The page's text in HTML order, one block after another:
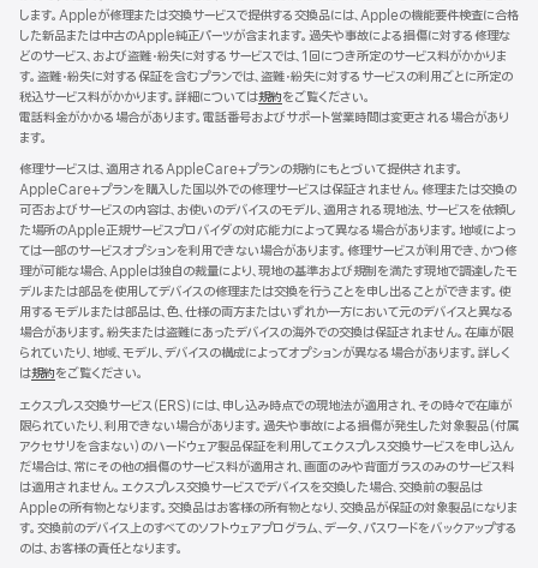
き
ま
す）
します。Appleが修理または交換サービスで提供する交換品には、Appleの機能要件検査に合格
した新品または中古のApple純正パーツが含まれます。過失や事故による損傷に対する修理な
どのサービス、および盗難・紛失に対するサービスでは、1回につき所定のサービス料がかかりま
す。盗難・紛失に対する保証を含むプランでは、盗難・紛失に対するサービスの利用ごとに所定の
税込サービス料がかかります。詳細については規約（新
規
ン
ド
ウ
で
開
き
ま
す）
をご覧ください。
電話料金がかかる場合があります。電話番号およびサポート営業時間は変更される場合があり
ます。
修理サービスは、適用されるAppleCare+プランの規約にもとづいて提供されます。
AppleCare+プランを購入した国以外での修理サービスは保証されません。修理または交換の
可否およびサービスの内容は、お使いのデバイスのモデル、適用される現地法、サービスを依頼し
た場所のApple正規サービスプロバイダの対応能力によって異なる場合があります。地域によっ
ては一部のサービスオプションを利用できない場合があります。修理サービスが利用でき、かつ修
理が可能な場合、Appleは独自の裁量により、現地の基準および規制を満たす現地で調達したモ
デルまたは部品を使用してデバイスの修理または交換を行うことを申し出ることができます。使
用するモデルまたは部品は、色、仕様の両方またはいずれか一方において元のデバイスと異なる
場合があります。紛失または盗難にあったデバイスの海外での交換は保証されません。在庫が限
られていたり、地域、モデル、デバイスの構成によってオプションが異なる場合があります。詳しく
は規約（新
ウ
イ
ン
ド
ウ
で
開
き
をご覧ください。
エクスプレス交換サービス（ERS）には、申し込み時点での現地法が適用され、その時々で在庫が
限られていたり、利用できない場合があります。過失や事故による損傷が発生した対象製品（付属
アクセサリを含まない）のハードウェア製品保証を利用してエクスプレス交換サービスを申し込ん
だ場合は、常にその他の損傷のサービス料が適用され、画面のみや背面ガラスのみのサービス料
は適用されません。エクスプレス交換サービスでデバイスを交換した場合、交換前の製品は
Appleの所有物となります。交換品はお客様の所有物となり、交換品が保証の対象製品になりま
す。交換前のデバイス上のすべてのソフトウェアプログラム、データ、パスワードをバックアップする
のは、お客様の責任となります。